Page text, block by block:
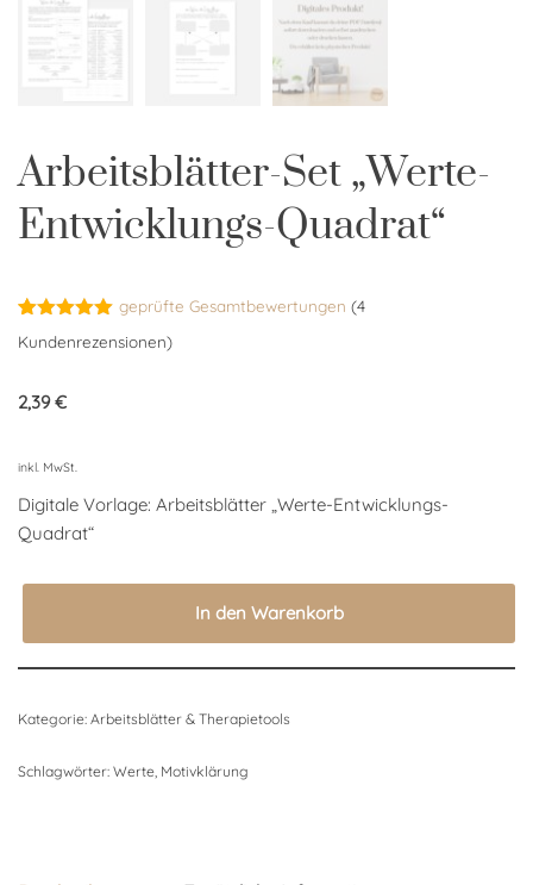
Arbeitsblätter-Set „Werte-
Entwicklungs-Quadrat“
Bewertet
mit5.00
auf
4
geprüfte Gesamtbewertungen (4
Kundenrezensionen)
2,39€
inkl. MwSt.
Digitale Vorlage: Arbeitsblätter „Werte-Entwicklungs-
Quadrat“
In den Warenkorb
Kategorie: Arbeitsblätter & Therapietools
Schlagwörter: Werte Motivklärung